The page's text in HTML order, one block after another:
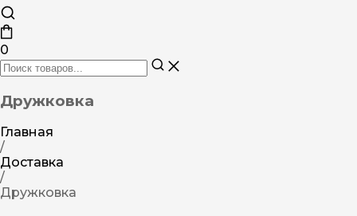
0
Дружковка
Главная
/
Доставка
/
Дружковка